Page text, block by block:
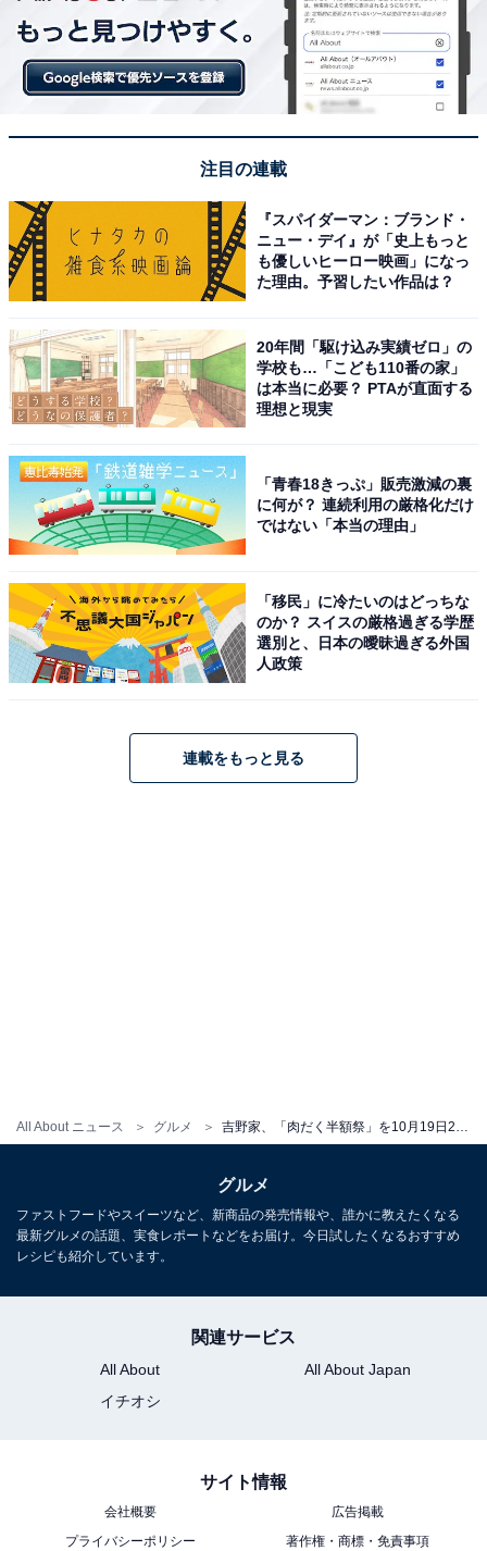
All About ニュース グルメ
肉だく牛ハヤシライス
「牛丼」をはじめ、「豚丼」や「牛カルビ丼」など、お
好みのメニューに合わせてカスタマイズしながら楽しん
でみてはいかがでしょうか？
＞「肉だく半額祭」対象商品の価格一覧を見る
好きな牛丼チェーン店ランキング！ 3位「松屋」、2位
注目の連載
『スパイダーマン：ブランド・
ニュー・デイ』が「史上もっと
も優しいヒーロー映画」になっ
た理由。予習したい作品は？
20年間「駆け込み実績ゼロ」の
学校も…「こども110番の家」
は本当に必要？ PTAが直面する
理想と現実
「青春18きっぷ」販売激減の裏
に何が？ 連続利用の厳格化だけ
ではない「本当の理由」
「移民」に冷たいのはどっちな
のか？ スイスの厳格過ぎる学歴
選別と、日本の曖昧過ぎる外国
人政策
連載をもっと見る
グルメ
ファストフードやスイーツなど、新商品の発売情報や、誰かに教えたくなる
最新グルメの話題、実食レポートなどをお届け。今日試したくなるおすすめ
レシピも紹介しています。
関連サービス
All About
All About Japan
イチオシ
サイト情報
会社概要
広告掲載
プライバシーポリシー
著作権・商標・免責事項